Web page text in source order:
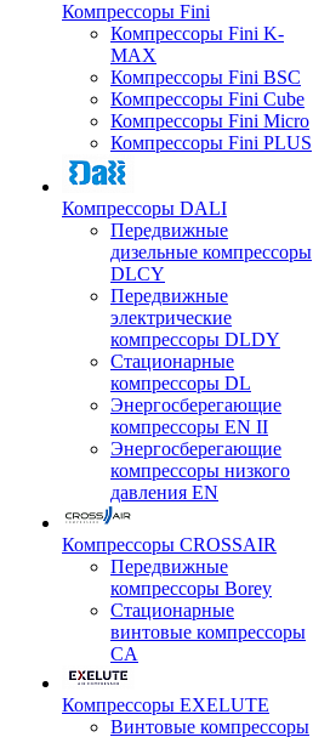
Компрессоры Fini
Компрессоры Fini K-
MAX
Компрессоры Fini BSC
Компрессоры Fini Cube
Компрессоры Fini Micro
Компрессоры Fini PLUS
Компрессоры DALI
Передвижные
дизельные компрессоры
DLCY
Передвижные
электрические
компрессоры DLDY
Стационарные
компрессоры DL
Энергосберегающие
компрессоры EN II
Энергосберегающие
компрессоры низкого
давления EN
Компрессоры CROSSAIR
Передвижные
компрессоры Borey
Стационарные
винтовые компрессоры
CA
Компрессоры EXELUTE
Винтовые компрессоры